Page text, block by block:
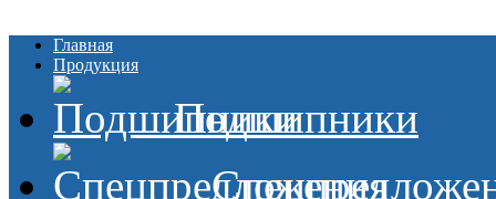
Главная
Продукция
Подшипники